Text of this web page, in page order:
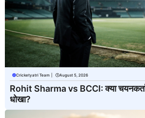
Cricketyatri Team August 5, 2026
Rohit Sharma vs BCCI: क्या
धोखा?